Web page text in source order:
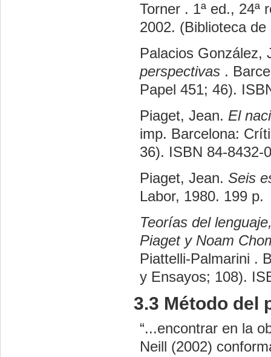
Torner . 1ª ed., 24ª
2002. (Biblioteca
Palacios González,
perspectivas .
Papel 451; 46).
Piaget, Jean. El
imp. Barcelona:
36). ISBN 84-8432-
Piaget, Jean. Seis
Labor, 1980. 199 p.
Teorías del
Piaget y Noam
Piattelli-Palmarini .
y Ensayos; 108).
3.3 Método del
“...encontrar en la
Neill (2002)